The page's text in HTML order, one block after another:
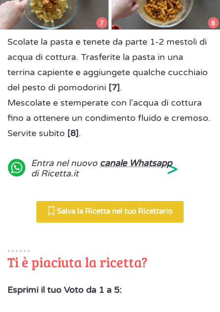
Scolate la pasta e tenete da parte 1-2 mestoli di
acqua di cottura. Trasferite la pasta in una
terrina capiente e aggiungete qualche cucchiaio
del pesto di pomodorini [7].
Mescolate e stemperate con l'acqua di cottura
fino a ottenere un condimento fluido e cremoso.
Servite subito [8].
Entra nel nuovo canale Whatsapp
di Ricetta.it
>
Salva la Ricetta nel tuo Ricettario
Ti è piaciuta la ricetta?
Esprimi il tuo Voto da 1 a 5: